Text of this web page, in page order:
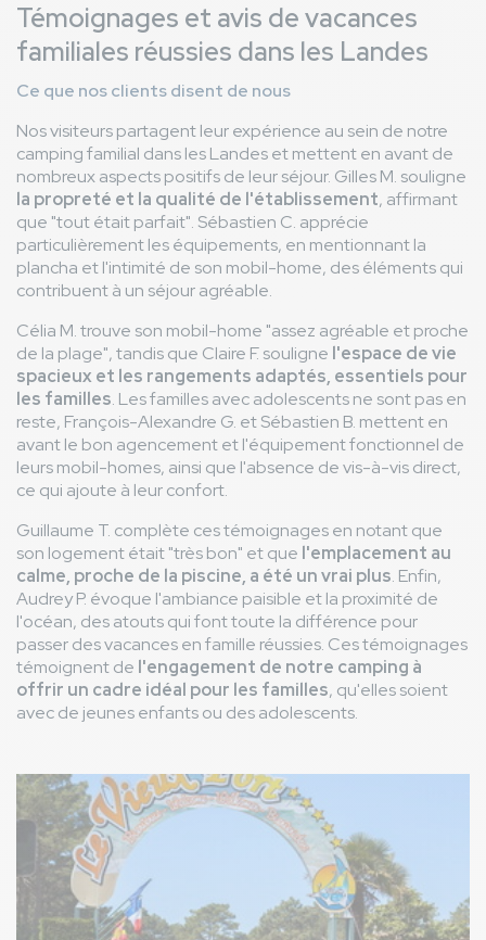
Témoignages et avis de vacances
familiales réussies dans les Landes
Ce que nos clients disent de nous
Nos visiteurs partagent leur expérience au sein de notre
camping familial dans les Landes et mettent en avant de
nombreux aspects positifs de leur séjour. Gilles M. souligne
la propreté et la qualité de l'établissement, affirmant
que "tout était parfait". Sébastien C. apprécie
particulièrement les équipements, en mentionnant la
plancha et l'intimité de son mobil-home, des éléments qui
contribuent à un séjour agréable.
Célia M. trouve son mobil-home "assez agréable et proche
de la plage", tandis que Claire F. souligne l'espace de vie
spacieux et les rangements adaptés, essentiels pour
les familles. Les familles avec adolescents ne sont pas en
reste, François-Alexandre G. et Sébastien B. mettent en
avant le bon agencement et l'équipement fonctionnel de
leurs mobil-homes, ainsi que l'absence de vis-à-vis direct,
ce qui ajoute à leur confort.
Guillaume T. complète ces témoignages en notant que
son logement était "très bon" et que l'emplacement au
calme, proche de la piscine, a été un vrai plus. Enfin,
Audrey P. évoque l'ambiance paisible et la proximité de
l'océan, des atouts qui font toute la différence pour
passer des vacances en famille réussies. Ces témoignages
témoignent de l'engagement de notre camping à
offrir un cadre idéal pour les familles, qu'elles soient
avec de jeunes enfants ou des adolescents.
Image